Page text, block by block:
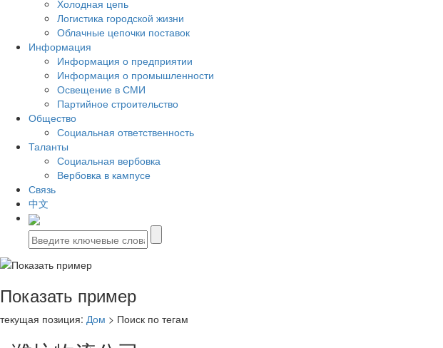
Холодная цепь
Логистика городской жизни
Облачные цепочки поставок
Информация
Информация о предприятии
Информация о промышленности
Освещение в СМИ
Партийное строительство
Общество
Социальная ответственность
Таланты
Социальная вербовка
Вербовка в кампусе
Связь
中文
Показать пример
текущая позиция: Дом > Поиск по тегам